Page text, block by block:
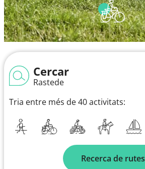
Cercar
Rastede
Tria entre més de 40 activitats:
Recerca de rutes